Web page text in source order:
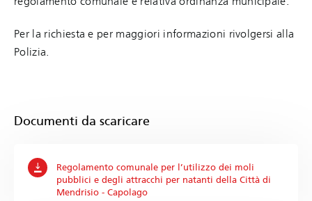
Per la richiesta e per maggiori informazioni rivolgersi alla
Polizia.
Documenti da scaricare
Regolamento comunale per l’utilizzo dei moli
pubblici e degli attracchi per natanti della Città di
Mendrisio - Capolago